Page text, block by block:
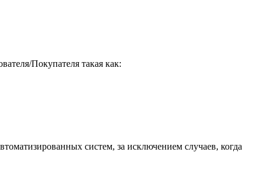
Покупателя такая как:
систем, за исключением случаев, когда